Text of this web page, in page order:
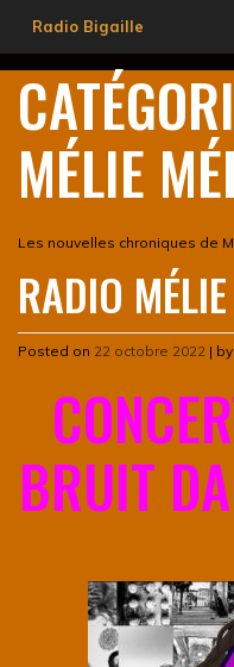
content
Radio Bigaille
MÉLIE
Les nouvelles chroniques de
RADIO
Posted on 22 octobre 2022 | by
BRUIT